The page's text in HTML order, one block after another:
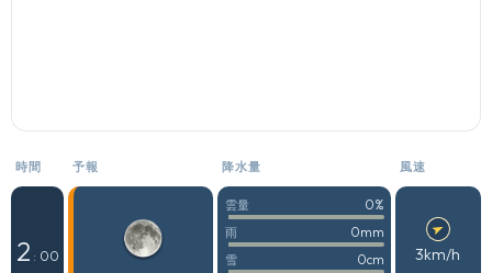
時間 予報 降水量 風速
2 : 00
雲量 0%
雨 0mm
雪 0cm 3km/h